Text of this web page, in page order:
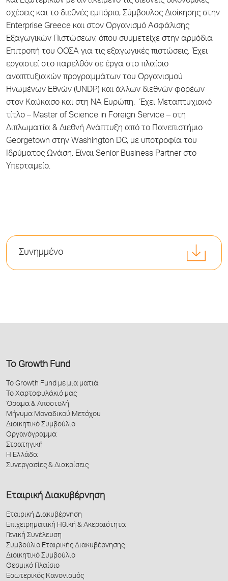
σχέσεις και το διεθνές εμπόριο, Σύμβουλος Διοίκησης στην
Enterprise Greece και στον Οργανισμό Ασφάλισης
Εξαγωγικών Πιστώσεων, όπου συμμετείχε στην αρμόδια
Επιτροπή του ΟΟΣΑ για τις εξαγωγικές πιστώσεις. Έχει
εργαστεί στο παρελθόν σε έργα στο πλαίσιο
αναπτυξιακών προγραμμάτων του Οργανισμού
Ηνωμένων Εθνών (UNDP) και άλλων διεθνών φορέων
στον Καύκασο και στη ΝΑ Ευρώπη. Έχει Μεταπτυχιακό
τίτλο – Master of Science in Foreign Service – στη
Διπλωματία & Διεθνή Ανάπτυξη από το Πανεπιστήμιο
Georgetown στην Washington DC, με υποτροφία του
Ιδρύματος Ωνάση. Είναι Senior Business Partner στο
Υπερταμείο.
Συνημμένο
Το Growth Fund
Το Growth Fund με μια ματιά
Το Χαρτοφυλάκιό μας
Όραμα & Αποστολή
Μήνυμα Μοναδικού Μετόχου
Διοικητικό Συμβούλιο
Οργανόγραμμα
Στρατηγική
Η Ελλάδα
Συνεργασίες & Διακρίσεις
Εταιρική Διακυβέρνηση
Εταιρική Διακυβέρνηση
Επιχειρηματική Ηθική & Ακεραιότητα
Γενική Συνέλευση
Συμβούλιο Εταιρικής Διακυβέρνησης
Διοικητικό Συμβούλιο
Θεσμικό Πλαίσιο
Εσωτερικός Κανονισμός